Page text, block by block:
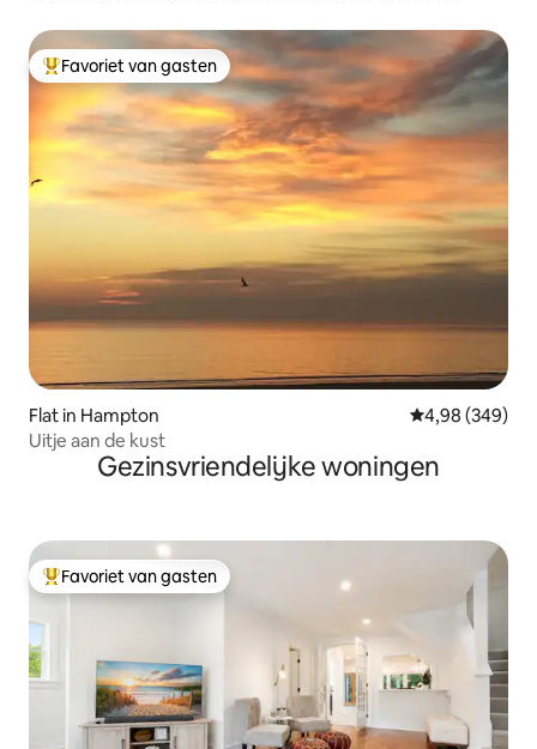
Topfavoriet van gasten
Favoriet van gasten
Flat in Hampton Gemiddelde
4,98 (349)
Uitje aan de kust
Gezinsvriendelijke woningen
Topfavoriet van gasten
Favoriet van gasten